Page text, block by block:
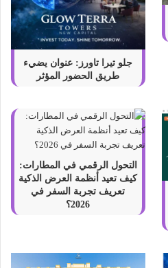
جلو تيرا تاورز: عنوان يضيء
طريق الحضور المؤثر
التحول الرقمي في المطارات:
كيف تعيد أنظمة العرض الذكية
تعريف تجربة السفر في
2026؟